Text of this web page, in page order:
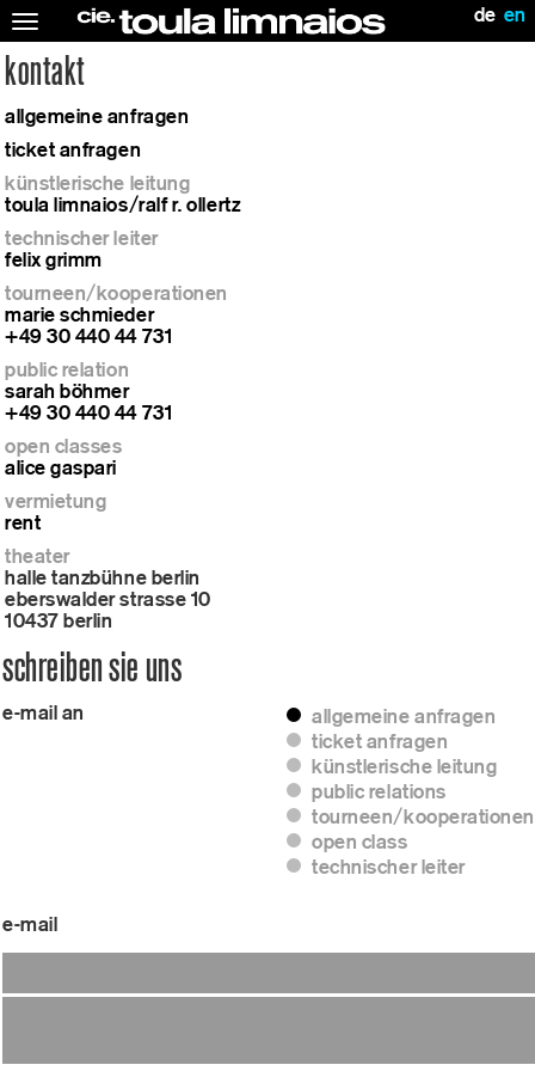
de en
Toggle
navigation
kontakt
allgemeine anfragen
ticket anfragen
künstlerische leitung
toula limnaios/ralf r. ollertz
technischer leiter
felix grimm
tourneen/kooperationen
marie schmieder
+49 30 440 44 731
public relation
sarah böhmer
+49 30 440 44 731
open classes
alice gaspari
vermietung
rent
theater
halle tanzbühne berlin
eberswalder strasse 10
10437 berlin
schreiben sie uns
e-mail an
allgemeine anfragen
ticket anfragen
künstlerische leitung
public relations
tourneen/kooperationen
open class
technischer leiter
e-mail